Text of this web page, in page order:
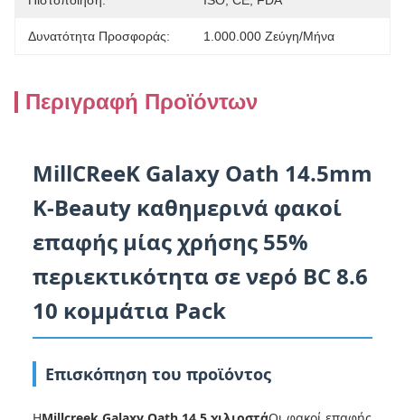
Δυνατότητα Προσφοράς: 1.000.000 Ζεύγη/μήνα
Περιγραφή Προϊόντων
MillCReeK Galaxy Oath 14.5mm
K-Beauty καθημερινά φακοί
επαφής μίας χρήσης 55%
περιεκτικότητα σε νερό BC 8.6
10 κομμάτια Pack
Επισκόπηση του προϊόντος